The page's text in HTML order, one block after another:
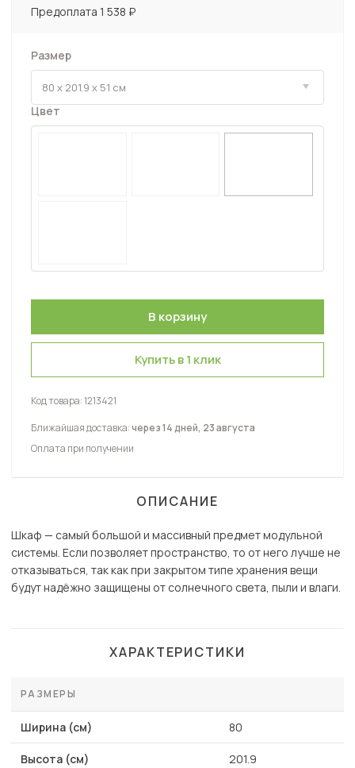
Предоплата 1 538 ₽
Размер
Цвет
Купить в 1 клик
Код товара:1213421
Ближайшая доставка:через 14 дней, 23 августа
Оплата при получении
ОПИСАНИЕ
Шкаф — самый большой и массивный предмет модульной
системы. Если позволяет пространство, то от него лучше не
отказываться, так как при закрытом типе хранения вещи
будут надёжно защищены от солнечного света, пыли и влаги.
ХАРАКТЕРИСТИКИ
РАЗМЕРЫ
Ширина (см) 80
Высота (см) 201.9